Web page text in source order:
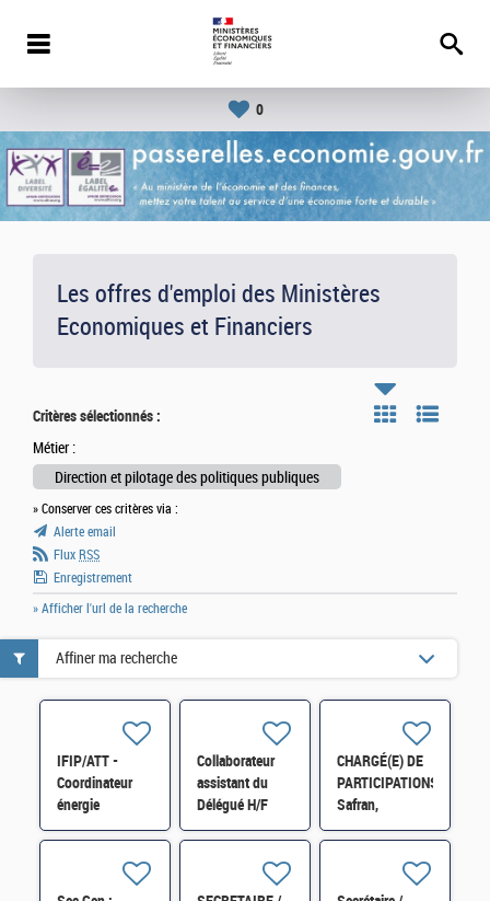
0
Les offres d'emploi des Ministères
Economiques et Financiers
Critères sélectionnés :
Métier :
Direction et pilotage des politiques publiques
» Conserver ces critères via :
Alerte email
Flux RSS
Enregistrement
» Afficher l'url de la recherche
IFIP/ATT -
Coordinateur
énergie
immobilier au
(DRFIP 31) H/F
Collaborateur
assistant du
Délégué H/F
CHARGÉ(E) DE
PARTICIPATIONS
Safran,
Chantiers de
Monnaie de
Paris,
Affiner ma recherche